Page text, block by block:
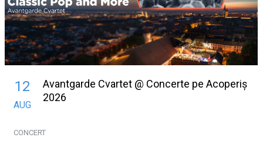
12
AUG
Avantgarde Cvartet @ Concerte pe Acoperiș
2026
CONCERT